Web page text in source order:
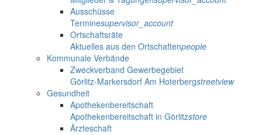
Ausschüsse
Terminesupervisor_account
Ortschaftsräte
Aktuelles aus den Ortschaftenpeople
Kommunale Verbände
Zweckverband Gewerbegebiet
Görlitz-Markersdorf Am Hoterbergstreetview
Gesundheit
Apothekenbereitschaft
Apothekenbereitschaft in Görlitzstore
Ärzteschaft